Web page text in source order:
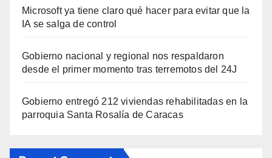
Microsoft ya tiene claro qué hacer para evitar que la
IA se salga de control
Gobierno nacional y regional nos respaldaron
desde el primer momento tras terremotos del 24J
Gobierno entregó 212 viviendas rehabilitadas en la
parroquia Santa Rosalía de Caracas